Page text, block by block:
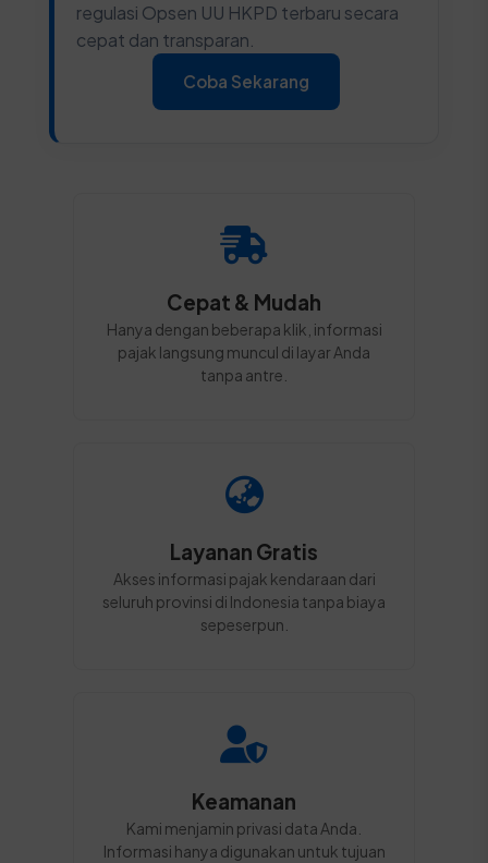
regulasi Opsen UU HKPD terbaru secara
cepat dan transparan.
Coba Sekarang
Cepat & Mudah
Hanya dengan beberapa klik, informasi
pajak langsung muncul di layar Anda
tanpa antre.
Layanan Gratis
Akses informasi pajak kendaraan dari
seluruh provinsi di Indonesia tanpa biaya
sepeserpun.
Keamanan
Kami menjamin privasi data Anda.
Informasi hanya digunakan untuk tujuan